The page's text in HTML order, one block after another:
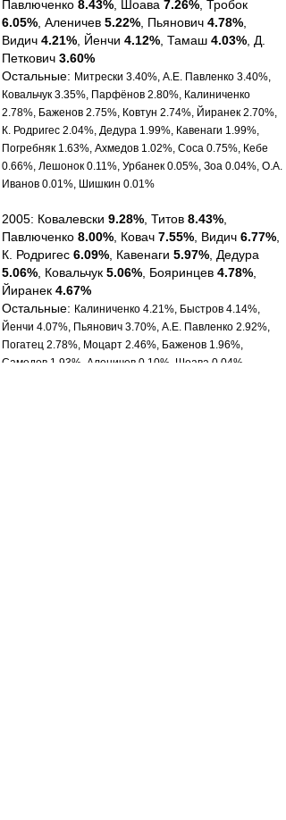
Павлюченко 8.43% , Шоава 7.26% , Тробок
6.05% , Аленичев 5.22% , Пьянович 4.78%
Видич 4.21% , Йенчи 4.12% , Тамаш 4.03% , Д.
Петкович 3.60%
Остальные: Митрески 3.40%, А.Е. Павленко 3.40%,
Ковальчук 3.35%, Парфёнов 2.80%, Калиниченко
2.78%, Баженов 2.75%, Ковтун 2.74%, Йиранек 2.70%,
К. Родригес 2.04%, Дедура 1.99%, Кавенаги 1.99%,
Погребняк 1.63%, Ахмедов 1.02%, Соса 0.75%, Кебе
0.66%, Лешонок 0.11%, Урбанек 0.05%, Зоа 0.04%, О.А.
Иванов 0.01%, Шишкин 0.01%
2005: Ковалевски 9.28% , Титов 8.43%
Павлюченко 8.00% , Ковач 7.55% , Видич 6.77%
К. Родригес 6.09% , Кавенаги 5.97% , Дедура
5.06% , Ковальчук 5.06% , Бояринцев 4.78%
Йиранек 4.67%
Остальные: Калиниченко 4.21%, Быстров 4.14%,
Йенчи 4.07%, Пьянович 3.70%, А.Е. Павленко 2.92%,
Погатец 2.78%, Моцарт 2.46%, Баженов 1.96%,
Самедов 1.93%, Аленичев 0.10%, Шоава 0.04%,